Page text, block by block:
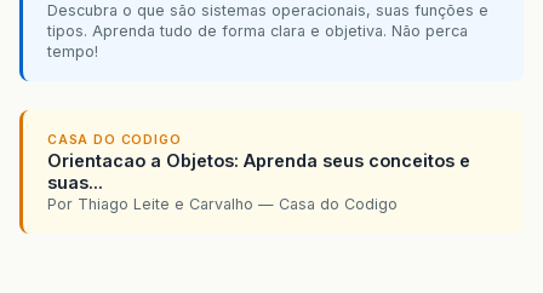
Descubra o que são sistemas operacionais, suas funções e
tipos. Aprenda tudo de forma clara e objetiva. Não perca
tempo!
CASA DO CODIGO
Orientacao a Objetos: Aprenda seus conceitos e
suas...
Por Thiago Leite e Carvalho — Casa do Codigo